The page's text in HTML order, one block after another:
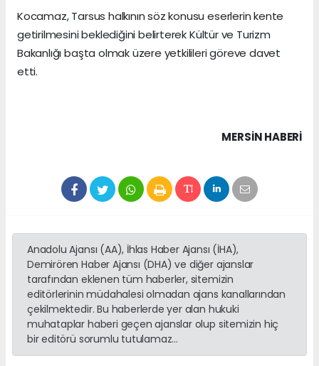
Kocamaz, Tarsus halkının söz konusu eserlerin kente
getirilmesini beklediğini belirterek Kültür ve Turizm
Bakanlığı başta olmak üzere yetkilileri göreve davet
etti.
MERSIN HABERİ
Anadolu Ajansı (AA), İhlas Haber Ajansı (İHA),
Demirören Haber Ajansı (DHA) ve diğer ajanslar
tarafından eklenen tüm haberler, sitemizin
editörlerinin müdahalesi olmadan ajans kanallarından
çekilmektedir. Bu haberlerde yer alan hukuki
muhataplar haberi geçen ajanslar olup sitemizin hiç
bir editörü sorumlu tutulamaz...